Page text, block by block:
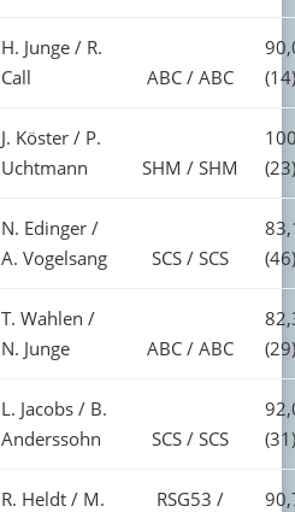
H. Junge / R.
Call
ABC / ABC
(14)
J. Köster / P.
Uchtmann
SHM / SHM
(23)
N. Edinger /
A. Vogelsang
SCS / SCS
(46)
T. Wahlen /
N. Junge
ABC / ABC
(29)
L. Jacobs / B.
Anderssohn
SCS / SCS
(31)
R. Heldt / M.
RSG53 /